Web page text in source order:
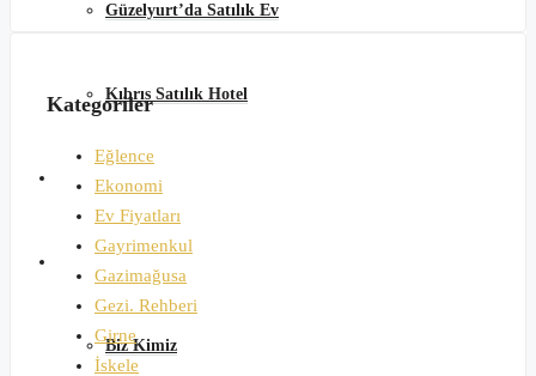
Güzelyurt’da Satılık Ev
Kıbrıs Satılık Hotel
Günlük Kiralık
Biz Kimiz
Kategoriler
Eğlence
Ekonomi
Ev Fiyatları
Gayrimenkul
Gazimağusa
Gezi. Rehberi
Girne
İskele